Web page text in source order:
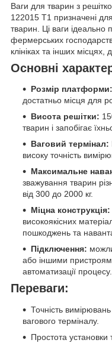
Ваги для тварин з
122015 T1 призначені
тварин. Ці ваги ідеально
фермерських
клініках та інших місцях,
Основні
Розмір платформи:
достатньо місця для
Висота решітки:
тварин і запобігає
Ваговий термінал:
високу точність
Максимальне
зважування тварин
від 300 до 2000 кг.
Міцна конструкція:
високоякісних
пошкоджень та
Підключення:
або іншими
автоматизації процесу.
Переваги:
Точність
вагового терміналу.
Простота установки